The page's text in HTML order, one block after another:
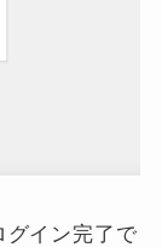
グイン完了で